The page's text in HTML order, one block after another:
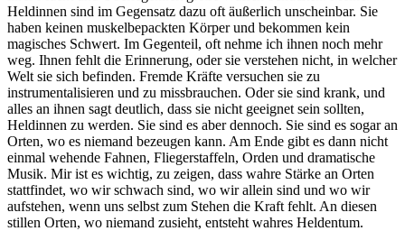
Heldinnen sind im Gegensatz dazu oft äußerlich unscheinbar. Sie
haben keinen muskelbepackten Körper und bekommen kein
magisches Schwert. Im Gegenteil, oft nehme ich ihnen noch mehr
weg. Ihnen fehlt die Erinnerung, oder sie verstehen nicht, in welcher
Welt sie sich befinden. Fremde Kräfte versuchen sie zu
instrumentalisieren und zu missbrauchen. Oder sie sind krank, und
alles an ihnen sagt deutlich, dass sie nicht geeignet sein sollten,
Heldinnen zu werden. Sie sind es aber dennoch. Sie sind es sogar an
Orten, wo es niemand bezeugen kann. Am Ende gibt es dann nicht
einmal wehende Fahnen, Fliegerstaffeln, Orden und dramatische
Musik. Mir ist es wichtig, zu zeigen, dass wahre Stärke an Orten
stattfindet, wo wir schwach sind, wo wir allein sind und wo wir
aufstehen, wenn uns selbst zum Stehen die Kraft fehlt. An diesen
stillen Orten, wo niemand zusieht, entsteht wahres Heldentum.